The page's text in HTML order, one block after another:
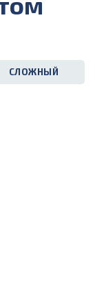
СЛОЖНЫЙ